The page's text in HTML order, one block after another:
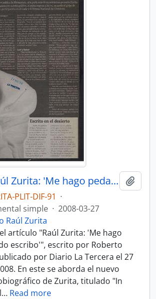
Artículo "Raúl Zurita: 'Me hago pedazos cuando escribo'" de Diario La Tercera
PLIT-DIF-91 ·
simple · 2008-03-27
Raúl Zurita
artículo "Raúl Zurita: 'Me hago
escribo'", escrito por Roberto
por Diario La Tercera el 27
En este se aborda el nuevo
de Zurita, titulado "In
… Read more